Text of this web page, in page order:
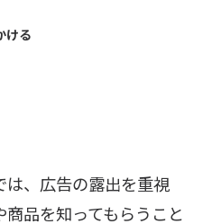
ける
、広告の露出を重視
品を知ってもらうこと